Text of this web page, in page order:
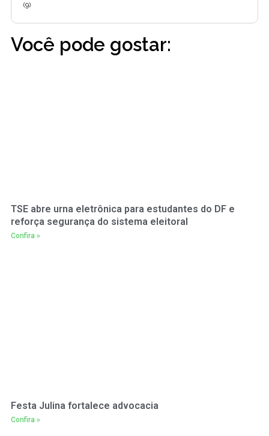
(9)
Você pode gostar:
TSE abre urna eletrônica para estudantes do DF e
reforça segurança do sistema eleitoral
Confira »
Festa Julina fortalece advocacia
Confira »